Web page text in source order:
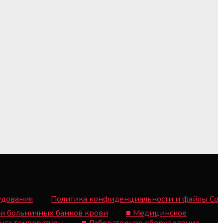
Политика конфиденциальности и файлы
больничных банков крови
■ Медицинское